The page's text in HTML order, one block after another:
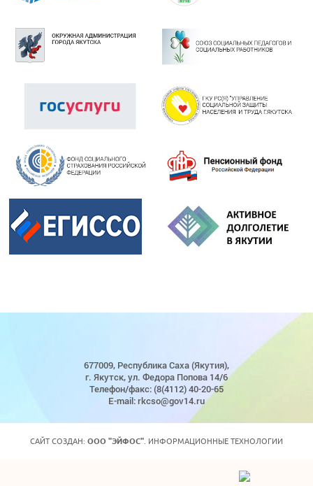
677009, Республика Саха (Якутия),
г. Якутск, ул. Федора Попова 14/6
Телефон/факс: (8(4112) 40-20-65
E-mail: rkcso@gov14.ru
САЙТ СОЗДАН: ООО "ЭЙФОС" . ИНФОРМАЦИОННЫЕ ТЕХНОЛОГИИ